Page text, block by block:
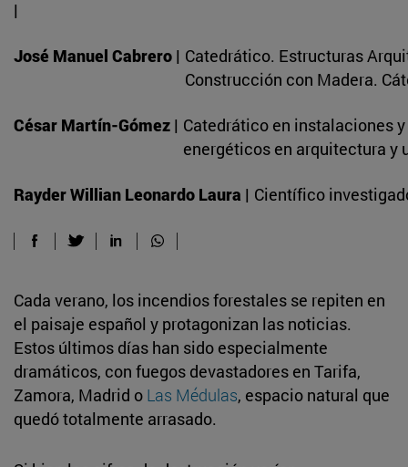
|
José Manuel Cabrero | Catedrático. Estructuras
Construcción con Madera.
César Martín-Gómez | Catedrático en instalaciones
energéticos en arquitectura y
Rayder Willian Leonardo Laura | Científico
Cada verano, los incendios forestales se repiten en
el paisaje español y protagonizan las noticias.
Estos últimos días han sido especialmente
dramáticos, con fuegos devastadores en Tarifa,
Zamora, Madrid o Las Médulas, espacio natural que
quedó totalmente arrasado.